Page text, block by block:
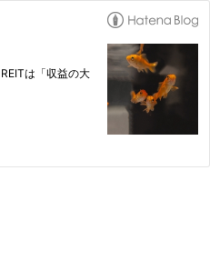
は「収益の大